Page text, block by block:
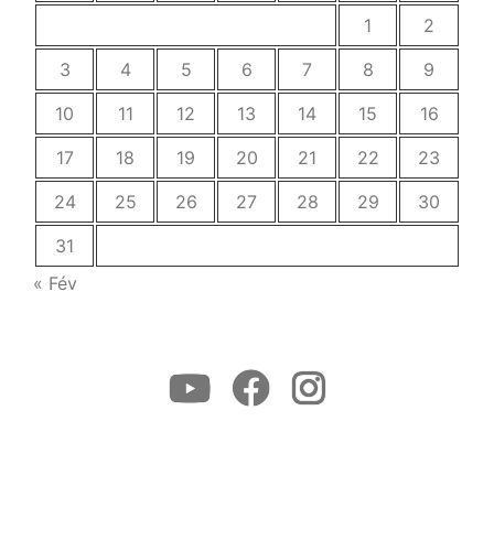
1
2
3
4 5 6 7 8
9
10
11 12 13 14 15
16
17
18 19 20 21 22
23
24
25 26 27 28 29
30
31
« Fév
Youtube FacebookInstagram